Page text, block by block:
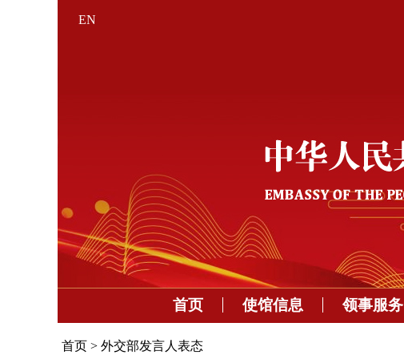
EN
首页 使馆信息 领事服务
首页 > 外交部发言人表态